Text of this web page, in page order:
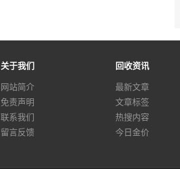
关于我们
网站简介
免责声明
联系我们
留言反馈
回收资讯
最新文章
文章标签
热搜内容
今日金价